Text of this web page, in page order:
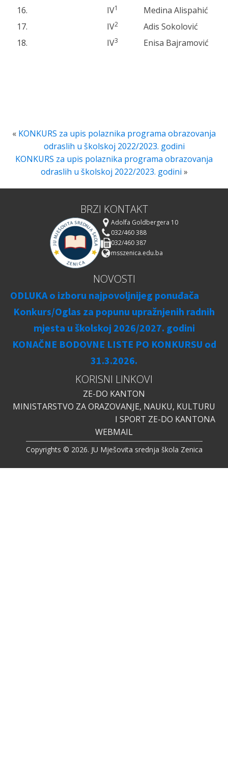
16. IV1
Medina Alispahić
17.
IV2
Adis Sokolović
18.
IV3 Enisa Bajramović
« KONKURS za upis polaznika programa obrazovanja
odraslih u školskoj 2022/2023. godini
KONKURS za upis polaznika programa obrazovanja
odraslih u školskoj 2022/2023. godini »
BRZI KONTAKT
Adolfa Goldbergera 10
032/460 388
032/460 387
msszenica.edu.ba
NOVOSTI
ODLUKA o izboru najpovoljnijeg ponuđača
Konkurs/Oglas za popunu upražnjenih radnih
mjesta u školskoj 2026/2027. godini
KONAČNE BODOVNE LISTE PO KONKURSU od
31.3.2026.
KORISNI LINKOVI
ZE-DO KANTON
MINISTARSTVO ZA ORAZOVANJE, NAUKU, KULTURU
I SPORT ZE-DO KANTONA
WEBMAIL
Copyrights © 2026. JU Mješovita srednja škola Zenica